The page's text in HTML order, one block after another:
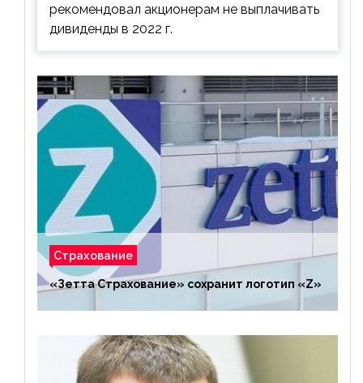
рекомендовал акционерам не выплачивать
дивиденды в 2022 г.
Страхование
«Зетта Страхование» сохранит логотип «Z»